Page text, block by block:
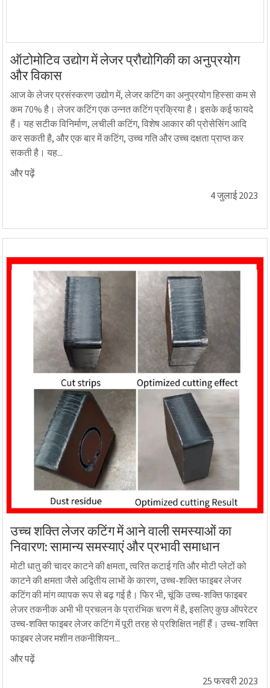
ऑटोमोटिव उद्योग में लेजर प्रौद्योगिकी का अनुप्रयोग
और विकास
आज के लेजर प्रसंस्करण उद्योग में, लेजर कटिंग का अनुप्रयोग हिस्सा कम से
कम 70% है। लेजर कटिंग एक उन्नत कटिंग प्रक्रिया है। इसके कई फायदे
हैं। यह सटीक विनिर्माण, लचीली कटिंग, विशेष आकार की प्रोसेसिंग आदि
कर सकती है, और एक बार में कटिंग, उच्च गति और उच्च दक्षता प्राप्त कर
सकती है। यह...
और पढ़ें
4 जुलाई 2023
उच्च शक्ति लेजर कटिंग में आने वाली समस्याओं का
निवारण: सामान्य समस्याएं और प्रभावी समाधान
मोटी धातु की चादर काटने की क्षमता, त्वरित कटाई गति और मोटी प्लेटों को
काटने की क्षमता जैसे अद्वितीय लाभों के कारण, उच्च-शक्ति फाइबर लेजर
कटिंग की मांग व्यापक रूप से बढ़ गई है। फिर भी, चूंकि उच्च-शक्ति फाइबर
लेजर तकनीक अभी भी प्रचलन के प्रारंभिक चरण में है, इसलिए कुछ ऑपरेटर
उच्च-शक्ति फाइबर लेजर कटिंग में पूरी तरह से प्रशिक्षित नहीं हैं। उच्च-शक्ति
फाइबर लेजर मशीन तकनीशियन...
और पढ़ें
25 फरवरी 2023